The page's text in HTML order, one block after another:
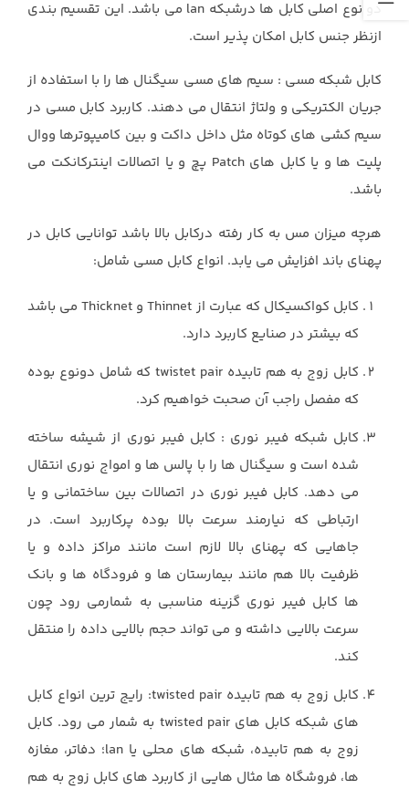
دو نوع اصلی کابل ها درشبکه lan می باشد. این تقسیم بندی
ازنظر جنس کابل امکان پذیر است.
کابل شبکه مسی : سیم های مسی سیگنال ها را با استفاده از
جریان الکتریکی و ولتاژ انتقال می دهند. کاربرد کابل مسی در
سیم کشی های کوتاه مثل داخل داکت و بین کامیپوترها ووال
پلیت ها و یا کابل های Patch پچ و یا اتصالات اینترکانکت می
باشد.
هرچه میزان مس به کار رفته درکابل بالا باشد توانایی کابل در
پهنای باند افزایش می یابد. انواع کابل مسی شامل:
کابل کواکسیکال که عبارت از Thinnet و Thicknet می باشد
که بیشتر در صنایع کاربرد دارد.
کابل زوج به هم تابیده twistet pair که شامل دونوع بوده
که مفصل راجب آن صحبت خواهیم کرد.
کابل شبکه فیبر نوری : کابل فیبر نوری از شیشه ساخته
شده است و سیگنال ها را با پالس ها و امواج نوری انتقال
می دهد. کابل فیبر نوری در اتصالات بین ساختمانی و یا
ارتباطی که نیارمند سرعت بالا بوده پرکاربرد است. در
جاهایی که پهنای بالا لازم است مانند مراکز داده و یا
ظرفیت بالا هم مانند بیمارستان ها و فرودگاه ها و بانک
ها کابل فیبر نوری گزینه مناسبی به شمارمی رود چون
سرعت بالایی داشته و می تواند حجم بالایی داده را منتقل
کند.
کابل زوج به هم تابیده twisted pair: رایج ترین انواع کابل
های شبکه کابل های twisted pair به شمار می رود. کابل
زوج به هم تابیده، شبکه های محلی یا lan؛ دفاتر، مغازه
ها، فروشگاه ها مثال هایی از کاربرد های کابل زوج به هم